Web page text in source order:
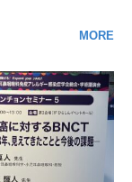
MORE